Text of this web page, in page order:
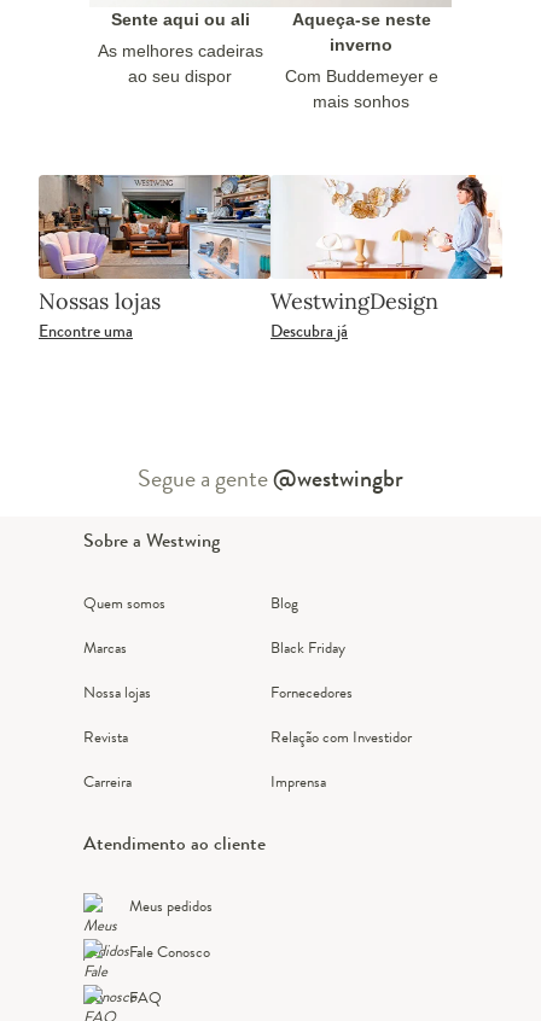
Sente aqui ou ali
As melhores cadeiras
ao seu dispor
Aqueça-se neste
inverno
Com Buddemeyer e
mais sonhos
Nossas lojas
Encontre uma
WestwingDesign
Descubra já
Segue a gente@westwingbr
Sobre a Westwing
Quem somos
Marcas
Nossa lojas
Revista
Carreira
Blog
Black Friday
Fornecedores
Relação com Investidor
Imprensa
Atendimento ao cliente
Meus pedidos
Fale Conosco
FAQ